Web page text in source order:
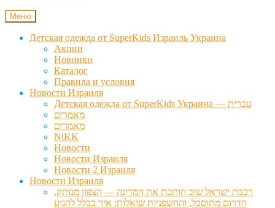
Меню
Детская одежда от SuperKids Израиль Украина
Акции
Новинки
Каталог
Правила и условия
Новости Израиля
Детская одежда от SuperKids Украина — עברית
מאמרים
מאמרים
NiKK
Новости
Новости Израиля
Новости 2 Израиля
Новости Израиля
רכבת ישראל שוב חותכת את המדינה — הצפון מנותק,
הדרום מתוסכל, והחשפניות שואלות: איך בכלל להגיע